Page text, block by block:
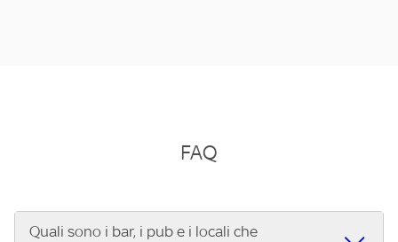
FAQ
Quali sono i bar, i pub e i locali che